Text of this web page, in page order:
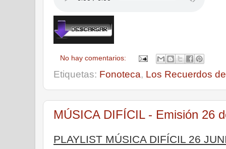
No hay comentarios:
Etiquetas: Fonoteca, Los Recuerdos
MÚSICA DIFÍCIL - Emisión 26
PLAYLIST MÚSICA DIFÍCIL 26